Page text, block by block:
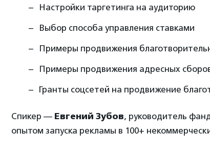
Настройки таргетинга на аудиторию
Выбор способа управления ставками
Примеры продвижения
Примеры продвижения адресных
Гранты соцсетей на продвижение
Спикер — Евгений Зубов, руководитель
опытом запуска рекламы в 100+